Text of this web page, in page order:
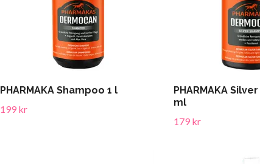
PHARMAKA Shampoo 1 l
199 kr
PHARMAKA
ml
179 kr